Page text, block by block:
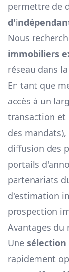
permettre de
Nous
immobiliers
réseau dans
En tant que
accès à un
transaction et
des
diffusion des
portails
partenariats
d'estimation
prospection
Avantages du
Une
rapidement